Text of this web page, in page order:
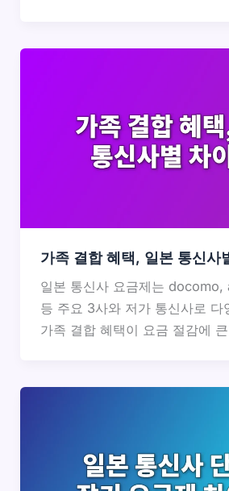
가족 결합 혜택, 일본 통신사
일본 통신사 요금제는
등 주요 3사와 저가 통신사로 다
가족 결합 혜택이 요금 절감에